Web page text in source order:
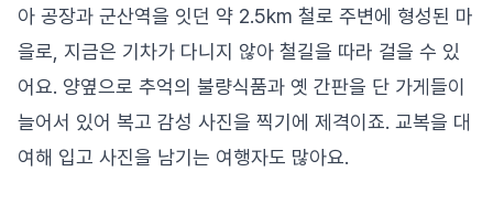
아 공장과 군산역을 잇던 약 2.5km 철로 주변에 형성된 마
을로, 지금은 기차가 다니지 않아 철길을 따라 걸을 수 있
어요. 양옆으로 추억의 불량식품과 옛 간판을 단 가게들이
늘어서 있어 복고 감성 사진을 찍기에 제격이죠. 교복을 대
여해 입고 사진을 남기는 여행자도 많아요.